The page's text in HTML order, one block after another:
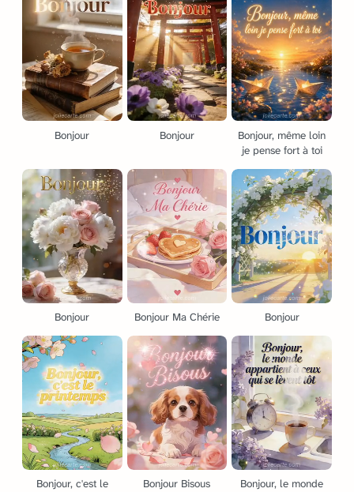
Bonjour Bonjour
Bonjour, même loin
je pense fort à toi
Bonjour Bonjour Ma Chérie Bonjour
Bonjour, c'est le Bonjour Bisous Bonjour, le monde